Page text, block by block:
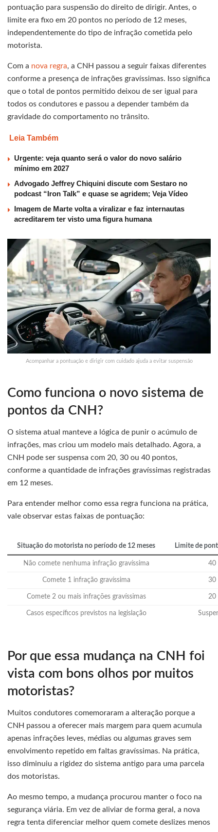
pontuação para suspensão do direito de dirigir. Antes, o
limite era fixo em 20 pontos no período de 12 meses,
independentemente do tipo de infração cometida pelo
motorista.
Com a nova regra, a CNH passou a seguir faixas diferentes
conforme a presença de infrações gravíssimas. Isso significa
que o total de pontos permitido deixou de ser igual para
todos os condutores e passou a depender também da
gravidade do comportamento no trânsito.
Leia Também
Urgente: veja quanto será o valor do novo salário
mínimo em 2027
Advogado Jeffrey Chiquini discute com Sestaro no
podcast “Iron Talk” e quase se agridem; Veja Vídeo
Imagem de Marte volta a viralizar e faz internautas
acreditarem ter visto uma figura humana
Acompanhar a pontuação e dirigir com cuidado ajuda a evitar suspensão
Como funciona o novo sistema de
pontos da CNH?
O sistema atual manteve a lógica de punir o acúmulo de
infrações, mas criou um modelo mais detalhado. Agora, a
CNH pode ser suspensa com 20, 30 ou 40 pontos,
conforme a quantidade de infrações gravíssimas registradas
em 12 meses.
Para entender melhor como essa regra funciona na prática,
vale observar estas faixas de pontuação:
Situação do motorista no período de 12 meses Limite de
Não comete nenhuma infração gravíssima 40
Comete 1 infração gravíssima 30
Comete 2 ou mais infrações gravíssimas 20
Casos específicos previstos na legislação
Por que essa mudança na CNH foi
vista com bons olhos por muitos
motoristas?
Muitos condutores comemoraram a alteração porque a
CNH passou a oferecer mais margem para quem acumula
apenas infrações leves, médias ou algumas graves sem
envolvimento repetido em faltas gravíssimas. Na prática,
isso diminuiu a rigidez do sistema antigo para uma parcela
dos motoristas.
Ao mesmo tempo, a mudança procurou manter o foco na
segurança viária. Em vez de aliviar de forma geral, a nova
regra tenta diferenciar melhor quem comete deslizes menos